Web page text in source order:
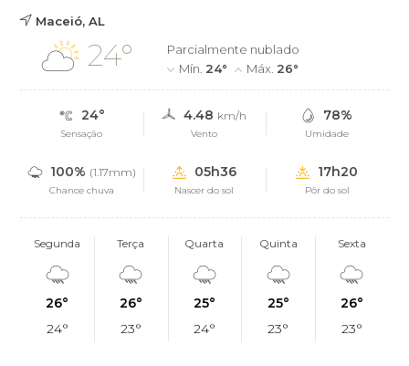
Maceió, AL
24°
Parcialmente nublado
Mín. 24° Máx. 26°
24°
Sensação
4.48 km/h
Vento
78%
Umidade
100% (1.17mm)
Chance chuva
05h36
Nascer do sol
17h20
Pôr do sol
Segunda
26°
24°
Terça
26°
23°
Quarta
25°
24°
Quinta
25°
23°
Sexta
26°
23°